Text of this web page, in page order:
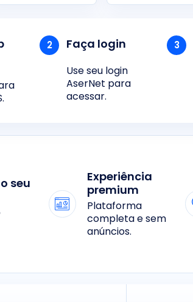
2 Faça login
Use seu login
AserNet para
acessar.
3
seu
Experiência
premium
Plataforma
completa e sem
anúncios.